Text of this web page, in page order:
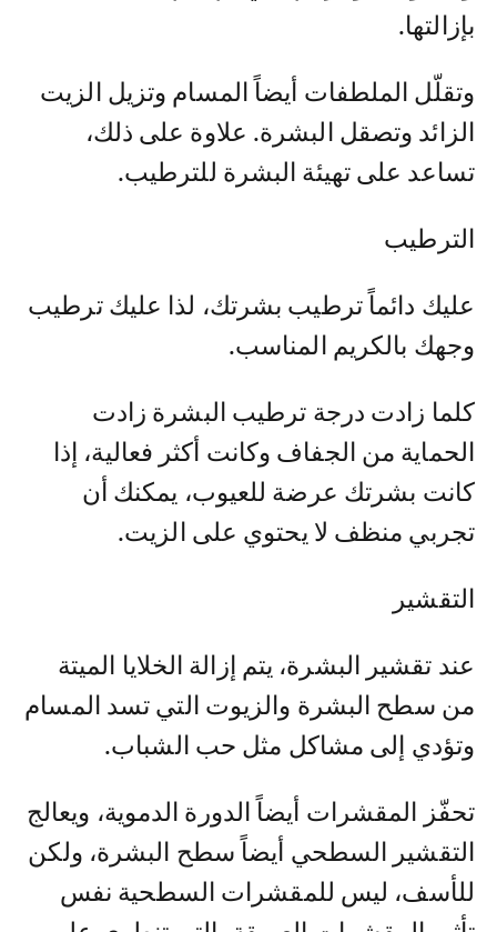
بإزالتها.
وتقلّل الملطفات أيضاً المسام وتزيل الزيت
الزائد وتصقل البشرة. علاوة على ذلك،
تساعد على تهيئة البشرة للترطيب.
الترطيب
عليك دائماً ترطيب بشرتك، لذا عليك ترطيب
وجهك بالكريم المناسب.
كلما زادت درجة ترطيب البشرة زادت
الحماية من الجفاف وكانت أكثر فعالية، إذا
كانت بشرتك عرضة للعيوب، يمكنك أن
تجربي منظف لا يحتوي على الزيت.
التقشير
عند تقشير البشرة، يتم إزالة الخلايا الميتة
من سطح البشرة والزيوت التي تسد المسام
وتؤدي إلى مشاكل مثل حب الشباب.
تحفّز المقشرات أيضاً الدورة الدموية، ويعالج
التقشير السطحي أيضاً سطح البشرة، ولكن
للأسف، ليس للمقشرات السطحية نفس